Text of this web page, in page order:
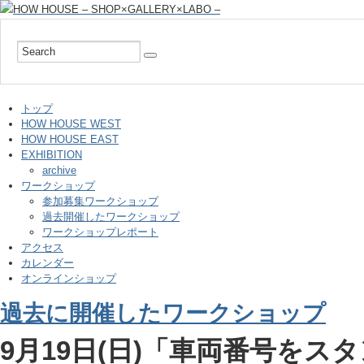
トップ
HOW HOUSE WEST
HOW HOUSE EAST
EXHIBITION
archive
ワークショップ
参加募集ワークショップ
過去開催したワークショップ
ワークショップレポート
アクセス
カレンダー
オンラインショップ
過去に開催したワークショップ
9月19日(日)「車両番号をス